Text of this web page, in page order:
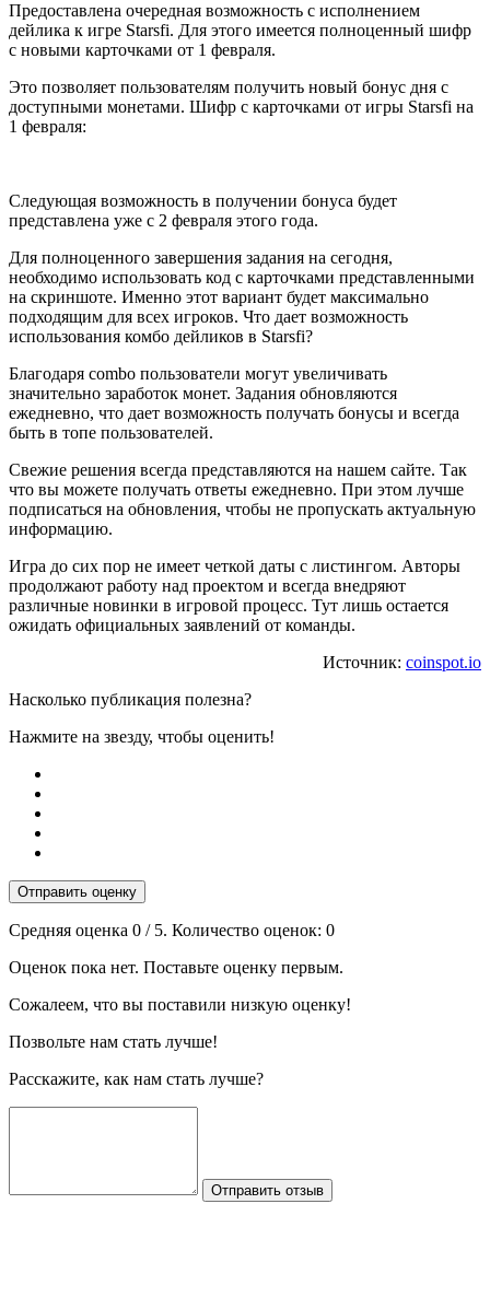
Предоставлена очередная возможность с исполнением
дейлика к игре Starsfi. Для этого имеется полноценный шифр
с новыми карточками от 1 февраля.
Это позволяет пользователям получить новый бонус дня с
доступными монетами. Шифр с карточками от игры Starsfi на
1 февраля:
Следующая возможность в получении бонуса будет
представлена уже с 2 февраля этого года.
Для полноценного завершения задания на сегодня,
необходимо использовать код с карточками представленными
на скриншоте. Именно этот вариант будет максимально
подходящим для всех игроков. Что дает возможность
использования комбо дейликов в Starsfi?
Благодаря combo пользователи могут увеличивать
значительно заработок монет. Задания обновляются
ежедневно, что дает возможность получать бонусы и всегда
быть в топе пользователей.
Свежие решения всегда представляются на нашем сайте. Так
что вы можете получать ответы ежедневно. При этом лучше
подписаться на обновления, чтобы не пропускать актуальную
информацию.
Игра до сих пор не имеет четкой даты с листингом. Авторы
продолжают работу над проектом и всегда внедряют
различные новинки в игровой процесс. Тут лишь остается
ожидать официальных заявлений от команды.
Источник: coinspot.io
Насколько публикация полезна?
Нажмите на звезду, чтобы оценить!
Отправить оценку
Средняя оценка 0 / 5. Количество оценок: 0
Оценок пока нет. Поставьте оценку первым.
Сожалеем, что вы поставили низкую оценку!
Позвольте нам стать лучше!
Расскажите, как нам стать лучше?
Отправить отзыв